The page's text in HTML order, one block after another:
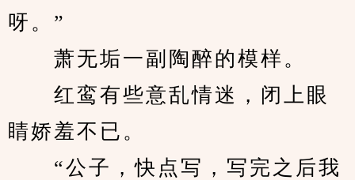
呀。”
萧无垢一副陶醉的模样。
红鸾有些意乱情迷，闭上眼
睛娇羞不已。
“公子，快点写，写完之后我